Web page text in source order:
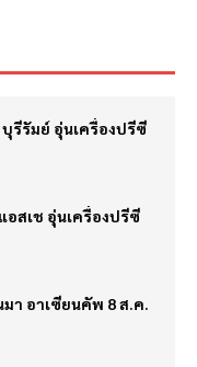
รีรัมย์ อุ่นเครื่องปรีซี
สเช อุ่นเครื่องปรีซี
า อาเซียนคัพ 8 ส.ค.